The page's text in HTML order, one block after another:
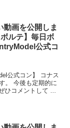
画を公開しま
ルテ】毎日ボ
公式コ
公式コン】 コナス
。 今後も定期的に
ひコメントして ...